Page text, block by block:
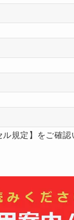
ル規定】をご確